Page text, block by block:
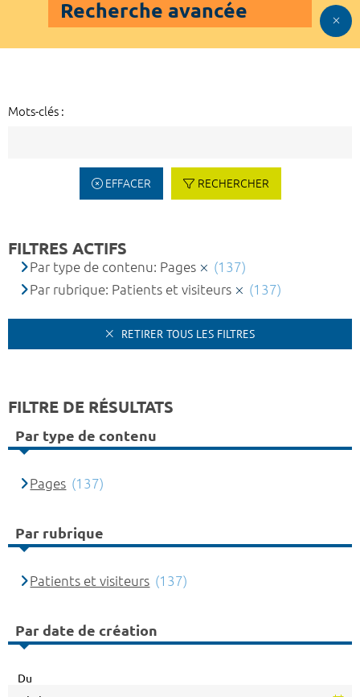
Recherche avancée
Mots-clés :
EFFACER RECHERCHER
FILTRES ACTIFS
Par type de contenu: Pages
(137)
Par rubrique: Patients et visiteurs
(137)
RETIRER TOUS LES FILTRES
FILTRE DE RÉSULTATS
Par type de contenu
Pages (137)
Par rubrique
Patients et visiteurs (137)
Par date de création
Du